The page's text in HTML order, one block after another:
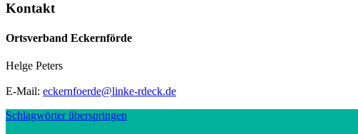
Kontakt
Ortsverband Eckernförde
Helge Peters
E-Mail: eckernfoerde@linke-rdeck.de
Schlagwörter überspringen